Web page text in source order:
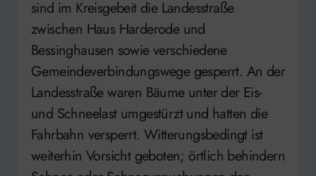
sind im Kreisgebeit die Landesstraße
zwischen Haus Harderode und
Bessinghausen sowie verschiedene
Gemeindeverbindungswege gesperrt. An der
Landesstraße waren Bäume unter der Eis-
und Schneelast umgestürzt und hatten die
Fahrbahn versperrt. Witterungsbedingt ist
weiterhin Vorsicht geboten; örtlich behindern